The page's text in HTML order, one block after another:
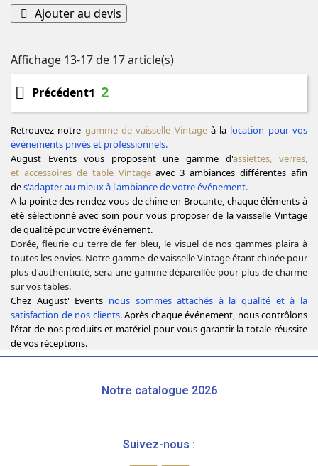
Ajouter au devis
Affichage 13-17 de 17 article(s)
 Précédent1 2
Retrouvez notre gamme de vaisselle Vintageà la location pour vos
événements privés et professionnels.
August Events vous proposent une gamme d'assiettes ,verres
et accessoires de table Vintageavec 3 ambiances différentes afin
des'adapter au mieux à l'ambiance de votre événement.
A la pointe des rendez vous de chine en Brocante, chaque éléments à
été sélectionné avec soin pour vous proposer de la vaisselle Vintage
de qualité pour votre événement.
Dorée, fleurie ou terre de fer bleu, le visuel de nos gammes plaira à
toutes les envies. Notre gamme de vaisselle Vintage étant chinée pour
plus d'authenticité, sera une gamme dépareillée pour plus de charme
sur vos tables.
Chez August' Events nous sommes attachés à la qualité et à la
satisfaction de nos clients.Après chaque événement, nous contrôlons
l'état de nos produits et matériel pour vous garantir la totale réussite
de vos réceptions.
Notre catalogue 2026
Suivez-nous :